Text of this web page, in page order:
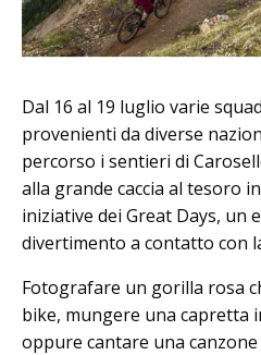
Dal 16 al 19 luglio varie
provenienti da diverse
percorso i sentieri di
alla grande caccia al tesoro
iniziative dei Great Days, un
divertimento a contatto con
Fotografare un gorilla rosa
bike, mungere una capretta
oppure cantare una